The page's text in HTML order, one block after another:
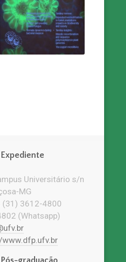
Universitário s/n
MG
(31) 3612-4800
(Whatsapp)